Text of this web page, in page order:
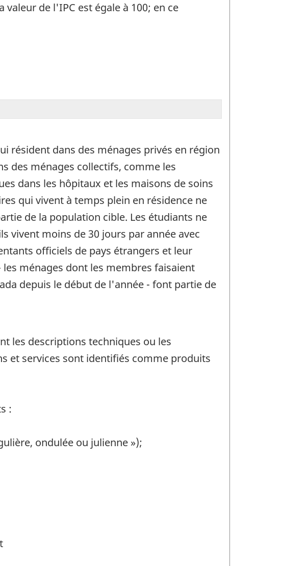
de l'IPC est égale à 100; en ce
résident dans des ménages privés en région
des ménages collectifs, comme les
dans les hôpitaux et les maisons de soins
qui vivent à temps plein en résidence ne
de la population cible. Les étudiants ne
vivent moins de 30 jours par année avec
officiels de pays étrangers et leur
ménages dont les membres faisaient
depuis le début de l'année - font partie de
les descriptions techniques ou les
et services sont identifiés comme produits
:
ondulée ou julienne »);